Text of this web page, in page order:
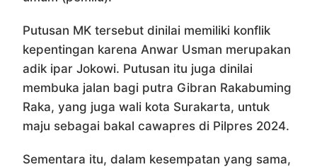
Putusan MK tersebut dinilai memiliki konflik
kepentingan karena Anwar Usman merupakan
adik ipar Jokowi. Putusan itu juga dinilai
membuka jalan bagi putra Gibran Rakabuming
Raka, yang juga wali kota Surakarta, untuk
maju sebagai bakal cawapres di Pilpres 2024.
Sementara itu, dalam kesempatan yang sama,